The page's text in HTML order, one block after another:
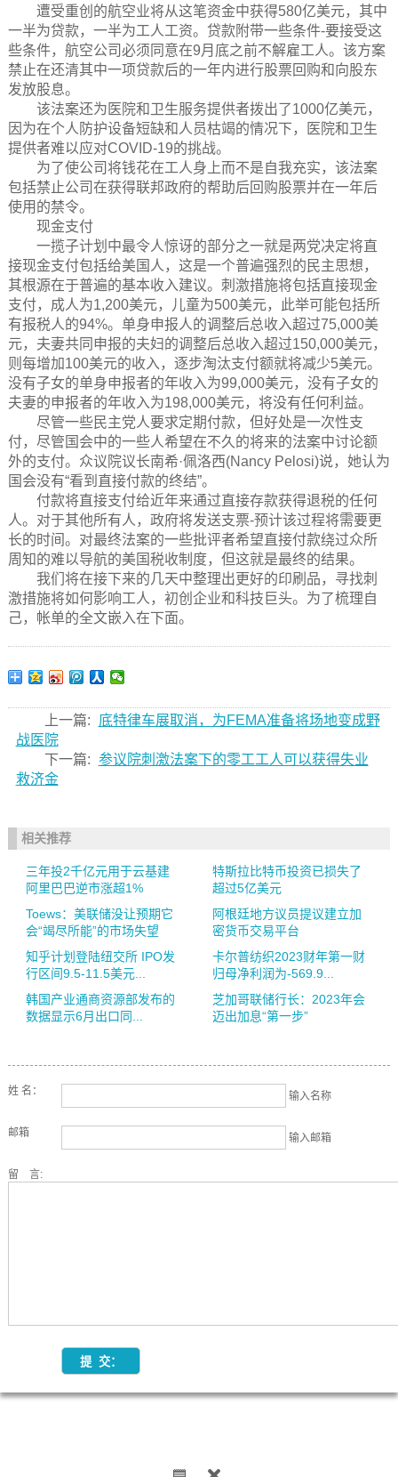
遭受重创的航空业将从这笔资金中获得580亿美元，其中
一半为贷款，一半为工人工资。贷款附带一些条件-要接受这
些条件，航空公司必须同意在9月底之前不解雇工人。该方案
禁止在还清其中一项贷款后的一年内进行股票回购和向股东
发放股息。
该法案还为医院和卫生服务提供者拨出了1000亿美元，
因为在个人防护设备短缺和人员枯竭的情况下，医院和卫生
提供者难以应对COVID-19的挑战。
为了使公司将钱花在工人身上而不是自我充实，该法案
包括禁止公司在获得联邦政府的帮助后回购股票并在一年后
使用的禁令。
现金支付
一揽子计划中最令人惊讶的部分之一就是两党决定将直
接现金支付包括给美国人，这是一个普遍强烈的民主思想，
其根源在于普遍的基本收入建议。刺激措施将包括直接现金
支付，成人为1,200美元，儿童为500美元，此举可能包括所
有报税人的94%。单身申报人的调整后总收入超过75,000美
元，夫妻共同申报的夫妇的调整后总收入超过150,000美元，
则每增加100美元的收入，逐步淘汰支付额就将减少5美元。
没有子女的单身申报者的年收入为99,000美元，没有子女的
夫妻的申报者的年收入为198,000美元，将没有任何利益。
尽管一些民主党人要求定期付款，但好处是一次性支
付，尽管国会中的一些人希望在不久的将来的法案中讨论额
外的支付。众议院议长南希·佩洛西(Nancy Pelosi)说，她认为
国会没有“看到直接付款的终结”。
付款将直接支付给近年来通过直接存款获得退税的任何
人。对于其他所有人，政府将发送支票-预计该过程将需要更
长的时间。对最终法案的一些批评者希望直接付款绕过众所
周知的难以导航的美国税收制度，但这就是最终的结果。
我们将在接下来的几天中整理出更好的印刷品，寻找刺
激措施将如何影响工人，初创企业和科技巨头。为了梳理自
己，帐单的全文嵌入在下面。
上一篇:
底特律车展取消，为FEMA准备将场地变成野
战医院
下一篇: 参议院刺激法案下的零工工人可以获得失业
救济金
相关推荐
三年投2千亿元用于云基建
阿里巴巴逆市涨超1%
特斯拉比特币投资已损失了
超过5亿美元
Toews：美联储没让预期它
会“竭尽所能”的市场失望
阿根廷地方议员提议建立加
密货币交易平台
知乎计划登陆纽交所 IPO发
行区间9.5-11.5美元...
卡尔普纺织2023财年第一财
归母净利润为-569.9...
韩国产业通商资源部发布的
数据显示6月出口同...
芝加哥联储行长：2023年会
迈出加息“第一步”
姓 名： 输入名称
邮箱 输入邮箱
留 言: